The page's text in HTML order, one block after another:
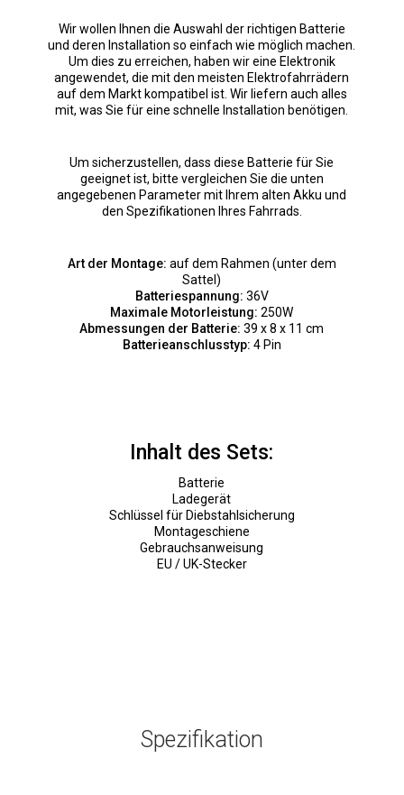
Wir wollen Ihnen die Auswahl der richtigen Batterie
und deren Installation so einfach wie möglich machen.
Um dies zu erreichen, haben wir eine Elektronik
angewendet, die mit den meisten Elektrofahrrädern
auf dem Markt kompatibel ist. Wir liefern auch alles
mit, was Sie für eine schnelle Installation benötigen.
Um sicherzustellen, dass diese Batterie für Sie
geeignet ist, bitte vergleichen Sie die unten
angegebenen Parameter mit Ihrem alten Akku und
den Spezifikationen Ihres Fahrrads.
Art der Montage: auf dem Rahmen (unter dem
Sattel)
Batteriespannung: 36V
Maximale Motorleistung: 250W
Abmessungen der Batterie: 39 x 8 x 11 cm
Batterieanschlusstyp: 4 Pin
Inhalt des Sets:
Batterie
Ladegerät
Schlüssel für Diebstahlsicherung
Montageschiene
Gebrauchsanweisung
EU / UK-Stecker
Spezifikation